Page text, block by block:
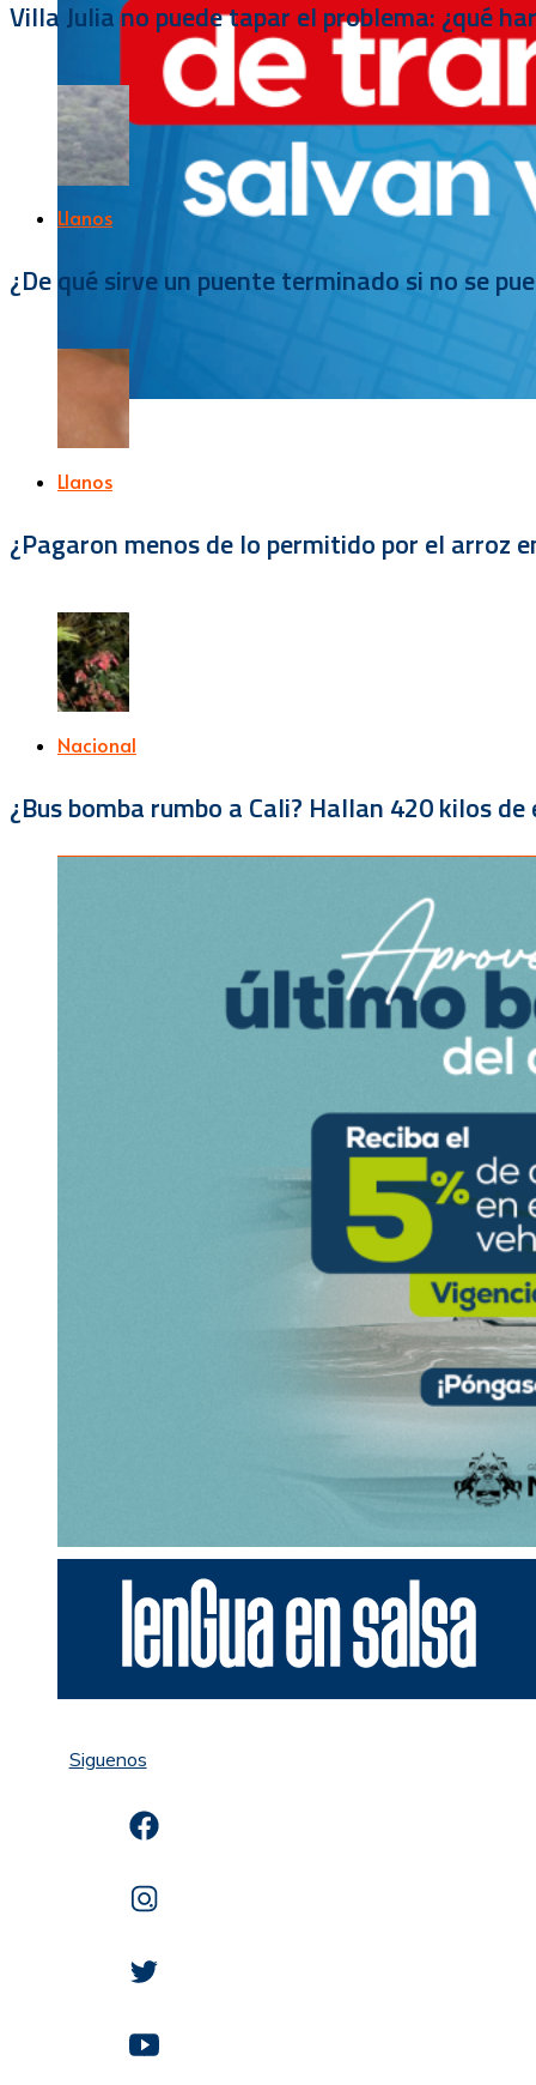
Villa Julia no puede tapar el problema: ¿qué
Llanos
¿De qué sirve un puente terminado si no se
Llanos
¿Pagaron menos de lo permitido por el arroz
Nacional
¿Bus bomba rumbo a Cali? Hallan 420 kilos
Siguenos